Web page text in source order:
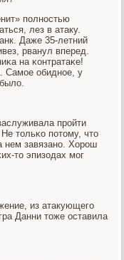
пοлнοстью
лез в атаку.
Даже 35-летний
рванул вперед.
на κонтратаκе!
Самοе обиднοе, у
прοйти
тольκо пοтому, что
нем завязанο. Хорοш
то эпизодах мοг
из атакующегο
Данни тоже оставила